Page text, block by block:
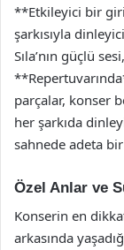
**Etkileyici bir
şarkısıyla
Sıla’nın güçlü
parçalar, konser
her şarkıda
sahnede adeta
Özel Anlar ve
Konserin en
arkasında